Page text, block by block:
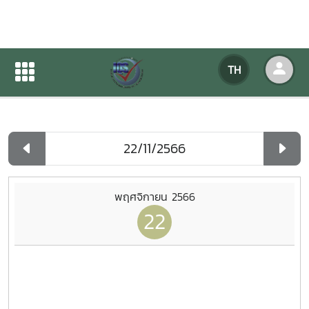
TH
ปฏิทินกิจกรรมของหน่วยงาน
ปฏิทินกิจกรรมของหน่วยงาน
พฤศจิกายน 2566
22